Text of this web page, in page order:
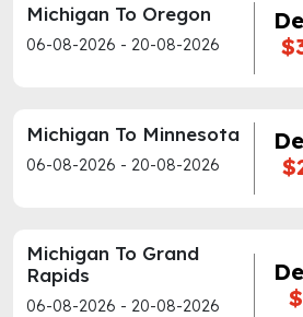
Michigan To Oregon
06-08-2026 - 20-08-2026
Michigan To Minnesota
06-08-2026 - 20-08-2026
Michigan To Grand
Rapids
06-08-2026 - 20-08-2026